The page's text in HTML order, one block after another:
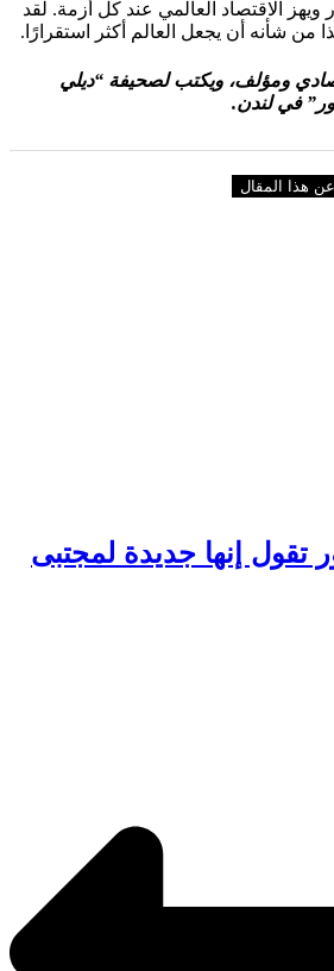
ويهز الاقتصاد العالمي عند كل أزمة. لقد
من شأنه أن يجعل العالم أكثر استقرارًا.
ومؤلف، ويكتب لصحيفة “ديلي
في لندن.
هذا المقال
إنها جديدة لمجتبى